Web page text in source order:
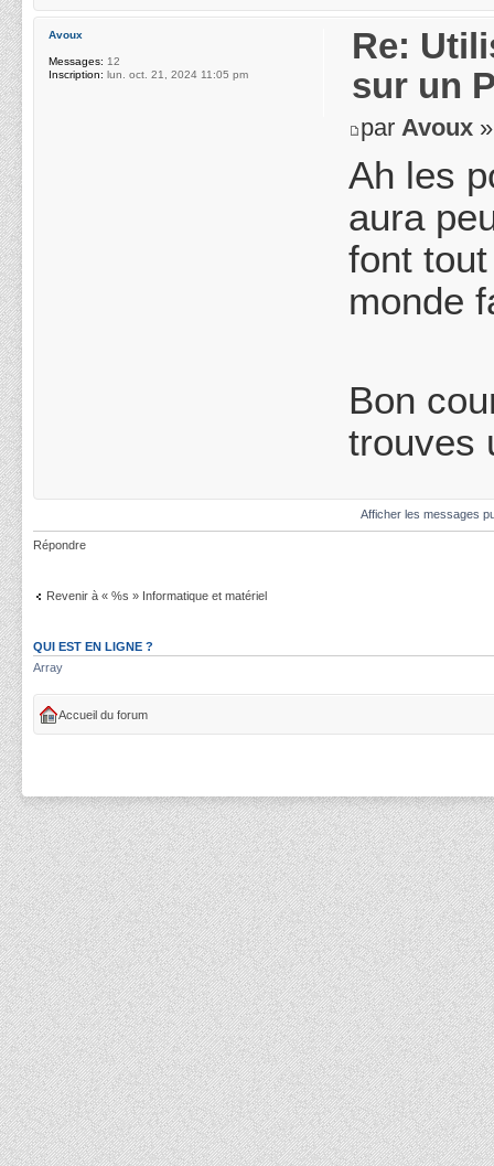
Re:
sur un
parAvoux
Ah les
aura
font
monde
Bon
trouves
Avoux
Messages: 12
Inscription: lun. oct. 21, 2024 11:05 pm
Afficher les messages
Répondre
Revenir à « %s » Informatique et matériel
QUI EST EN LIGNE ?
Array
Accueil du forum